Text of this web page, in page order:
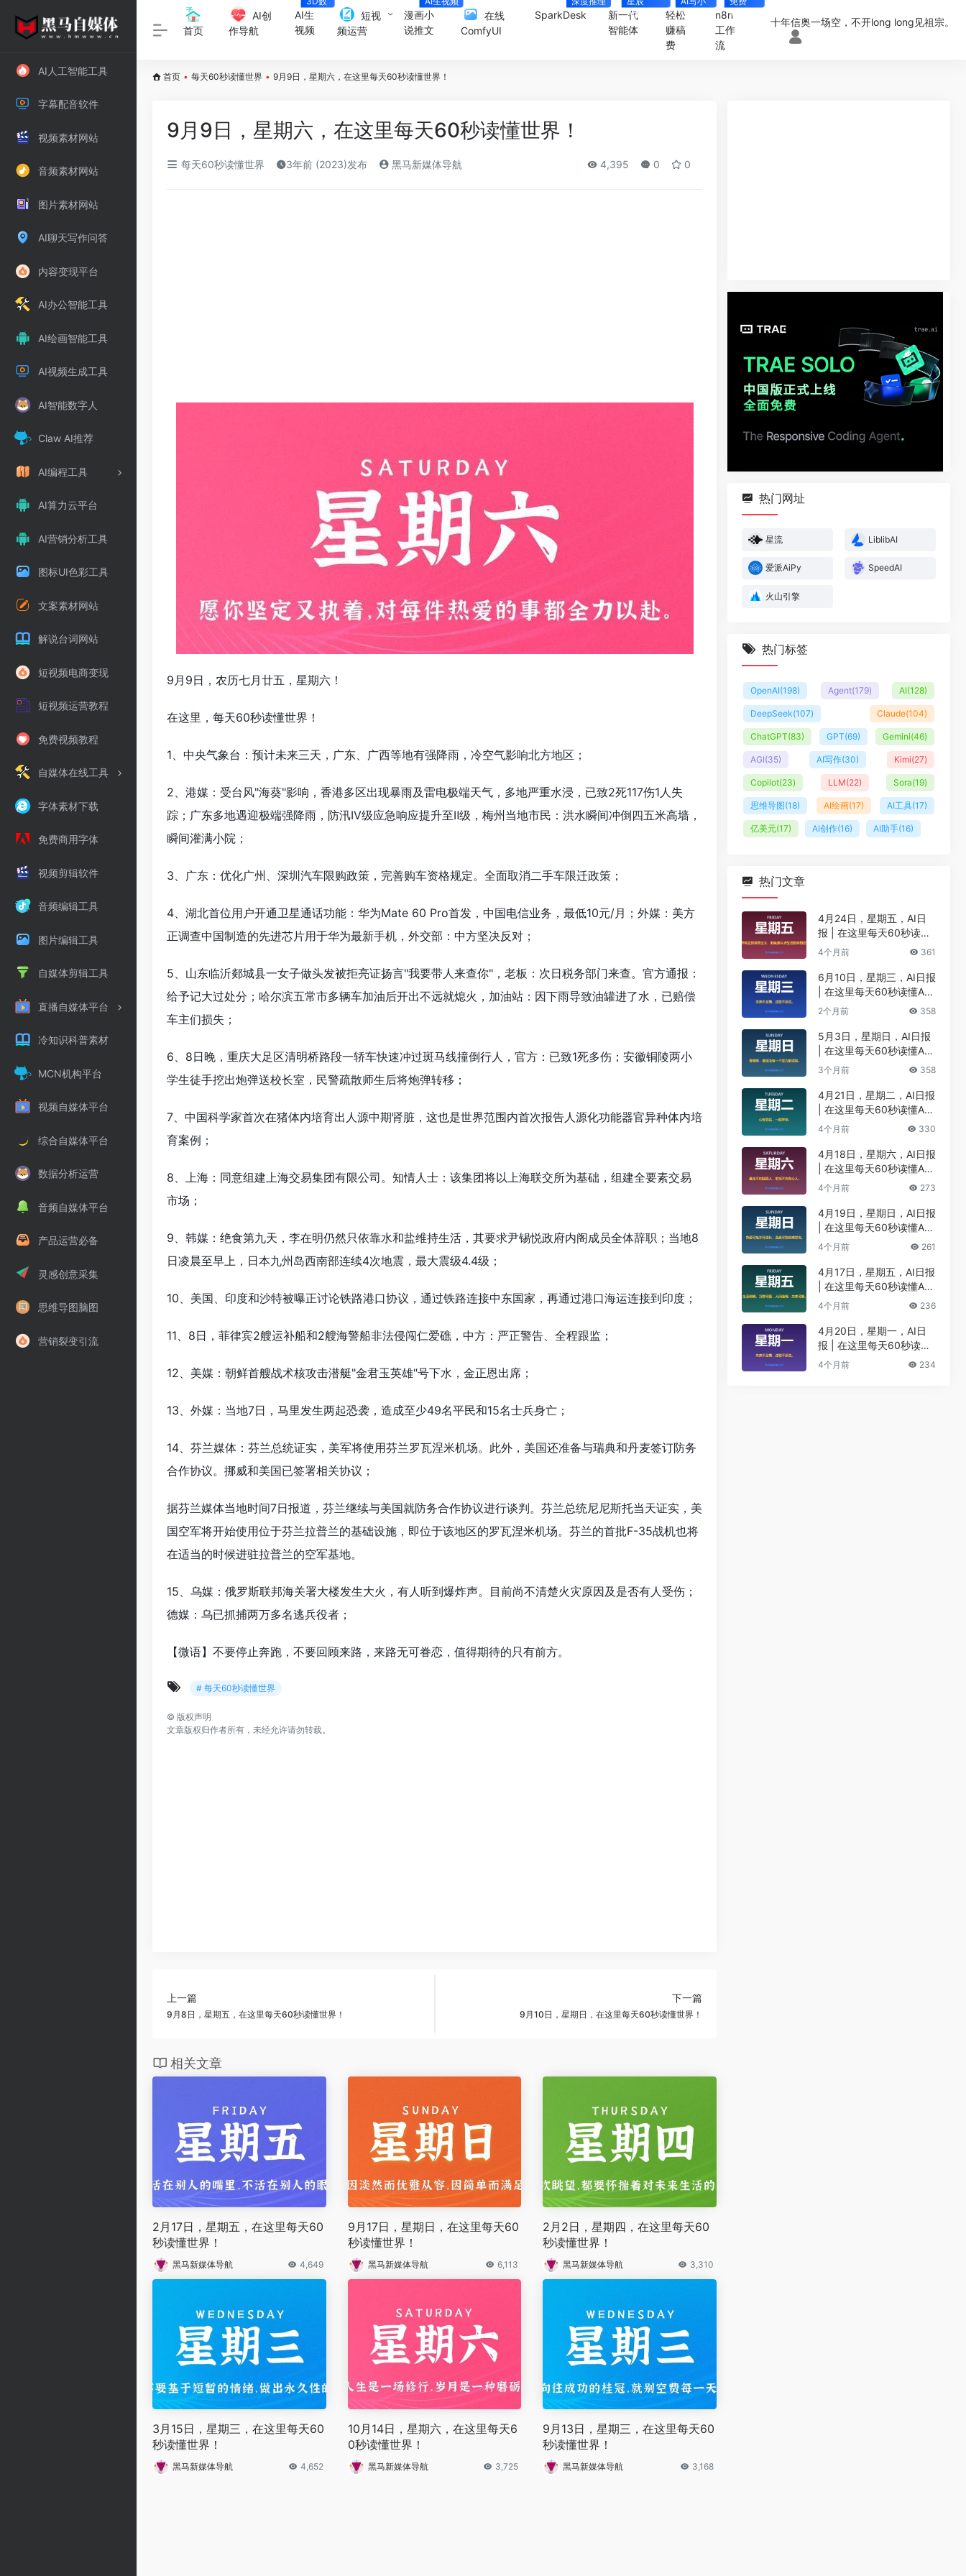
AI人工智能工具
字幕配音软件
视频素材网站
音频素材网站
图片素材网站
AI聊天写作问答
内容变现平台
AI办公智能工具
AI绘画智能工具
AI视频生成工具
AI智能数字人
Claw AI推荐
AI编程工具
AI算力云平台
AI营销分析工具
图标UI色彩工具
文案素材网站
解说台词网站
短视频电商变现
短视频运营教程
免费视频教程
自媒体在线工具
字体素材下载
免费商用字体
视频剪辑软件
音频编辑工具
图片编辑工具
自媒体剪辑工具
直播自媒体平台
冷知识科普素材
MCN机构平台
视频自媒体平台
综合自媒体平台
数据分析运营
音频自媒体平台
产品运营必备
灵感创意采集
思维导图脑图
营销裂变引流
首页
AI创
作导航
AI生
视频
字人
短视
频运营
漫画小
说推文
在线
ComfyUI
SparkDesk
新一代
智能体
Agent
轻松
赚稿
费
说
n8n
工作
流
4000+
十年信奥一场空，不开long long见祖宗。
首页 • 每天60秒读懂世界 • 9月9日，星期六，在这里每天60秒读懂世界！
9月9日，星期六，在这里每天60秒读懂世界！
每天60秒读懂世界 3年前 (2023)发布 黑马新媒体导航 4,395 0 0
9月9日，农历七月廿五，星期六！
在这里，每天60秒读懂世界！
1、中央气象台：预计未来三天，广东、广西等地有强降雨，冷空气影响北方地区；
2、港媒：受台风"海葵"影响，香港多区出现暴雨及雷电极端天气，多地严重水浸，已致2死117伤1人失
踪；广东多地遇迎极端强降雨，防汛IV级应急响应提升至Ⅱ级，梅州当地市民：洪水瞬间冲倒四五米高墙，
瞬间灌满小院；
3、广东：优化广州、深圳汽车限购政策，完善购车资格规定。全面取消二手车限迁政策；
4、湖北首位用户开通卫星通话功能：华为Mate 60 Pro首发，中国电信业务，最低10元/月；外媒：美方
正调查中国制造的先进芯片用于华为最新手机，外交部：中方坚决反对；
5、山东临沂郯城县一女子做头发被拒亮证扬言"我要带人来查你"，老板：次日税务部门来查。官方通报：
给予记大过处分；哈尔滨五常市多辆车加油后开出不远就熄火，加油站：因下雨导致油罐进了水，已赔偿
车主们损失；
6、8日晚，重庆大足区清明桥路段一轿车快速冲过斑马线撞倒行人，官方：已致1死多伤；安徽铜陵两小
学生徒手挖出炮弹送校长室，民警疏散师生后将炮弹转移；
7、中国科学家首次在猪体内培育出人源中期肾脏，这也是世界范围内首次报告人源化功能器官异种体内培
育案例；
8、上海：同意组建上海交易集团有限公司。知情人士：该集团将以上海联交所为基础，组建全要素交易
市场；
9、韩媒：绝食第九天，李在明仍然只依靠水和盐维持生活，其要求尹锡悦政府内阁成员全体辞职；当地8
日凌晨至早上，日本九州岛西南部连续4次地震，最大震级4.4级；
10、美国、印度和沙特被曝正讨论铁路港口协议，通过铁路连接中东国家，再通过港口海运连接到印度；
11、8日，菲律宾2艘运补船和2艘海警船非法侵闯仁爱礁，中方：严正警告、全程跟监；
12、美媒：朝鲜首艘战术核攻击潜艇"金君玉英雄"号下水，金正恩出席；
13、外媒：当地7日，马里发生两起恐袭，造成至少49名平民和15名士兵身亡；
14、芬兰媒体：芬兰总统证实，美军将使用芬兰罗瓦涅米机场。此外，美国还准备与瑞典和丹麦签订防务
合作协议。挪威和美国已签署相关协议；
据芬兰媒体当地时间7日报道，芬兰继续与美国就防务合作协议进行谈判。芬兰总统尼尼斯托当天证实，美
国空军将开始使用位于芬兰拉普兰的基础设施，即位于该地区的罗瓦涅米机场。芬兰的首批F-35战机也将
在适当的时候进驻拉普兰的空军基地。
15、乌媒：俄罗斯联邦海关署大楼发生大火，有人听到爆炸声。目前尚不清楚火灾原因及是否有人受伤；
德媒：乌已抓捕两万多名逃兵役者；
【微语】不要停止奔跑，不要回顾来路，来路无可眷恋，值得期待的只有前方。
# 每天60秒读懂世界
© 版权声明
文章版权归作者所有，未经允许请勿转载。
上一篇
9月8日，星期五，在这里每天60秒读懂世界！
下一篇
9月10日，星期日，在这里每天60秒读懂世界！
相关文章
2月17日，星期五，在这里每天60
秒读懂世界！
黑马新媒体导航 4,649
9月17日，星期日，在这里每天60
秒读懂世界！
黑马新媒体导航 6,113
2月2日，星期四，在这里每天60
秒读懂世界！
黑马新媒体导航 3,310
3月15日，星期三，在这里每天60
秒读懂世界！
黑马新媒体导航 4,652
10月14日，星期六，在这里每天6
0秒读懂世界！
黑马新媒体导航 3,725
9月13日，星期三，在这里每天60
秒读懂世界！
黑马新媒体导航 3,168
热门网址
星流 LiblibAI
爱派AiPy SpeedAI
火山引擎
热门标签
OpenAI(198) Agent(179) AI(128)
DeepSeek(107) Claude(104)
ChatGPT(83) GPT(69) Gemini(46)
AGI(35) AI写作(30) Kimi(27)
Copilot(23) LLM(22) Sora(19)
思维导图(18) AI绘画(17) AI工具(17)
亿美元(17) AI创作(16) AI助手(16)
热门文章
4月24日，星期五，AI日
报 | 在这里每天60秒读懂
AI！
4个月前 361
6月10日，星期三，AI日报
| 在这里每天60秒读懂A
I！
2个月前 358
5月3日，星期日，AI日报
| 在这里每天60秒读懂A
I！
3个月前 358
4月21日，星期二，AI日报
| 在这里每天60秒读懂A
I！
4个月前 330
4月18日，星期六，AI日报
| 在这里每天60秒读懂A
I！
4个月前 273
4月19日，星期日，AI日报
| 在这里每天60秒读懂A
I！
4个月前 261
4月17日，星期五，AI日报
| 在这里每天60秒读懂A
I！
4个月前 236
4月20日，星期一，AI日
报 | 在这里每天60秒读懂
AI！
4个月前 234